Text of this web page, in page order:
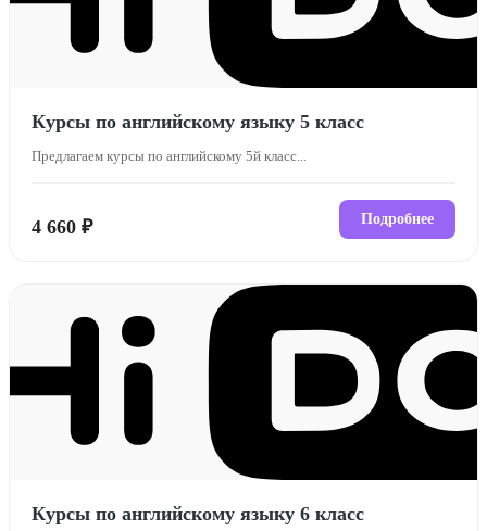
Курсы по английскому языку 5 класс
Предлагаем курсы по английскому 5й класс...
4 660 ₽ Подробнее
Курсы по английскому языку 6 класс